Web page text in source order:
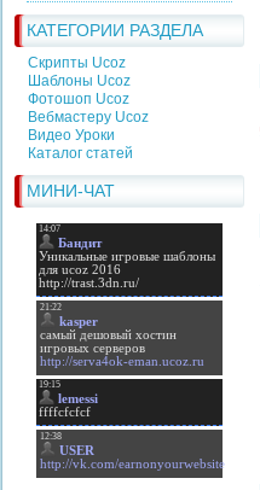
КАТЕГОРИИ РАЗДЕЛА
Скрипты Ucoz
Шаблоны Ucoz
Фотошоп Ucoz
Вебмастеру Ucoz
Видео Уроки
Каталог статей
МИНИ-ЧАТ